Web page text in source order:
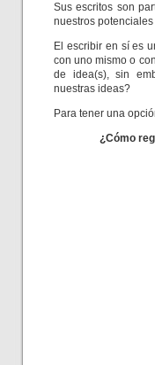
Sus escritos son
nuestros
El escribir en sí es
con uno mismo o
de idea(s), sin
nuestras ideas?
Para tener una
¿Cómo